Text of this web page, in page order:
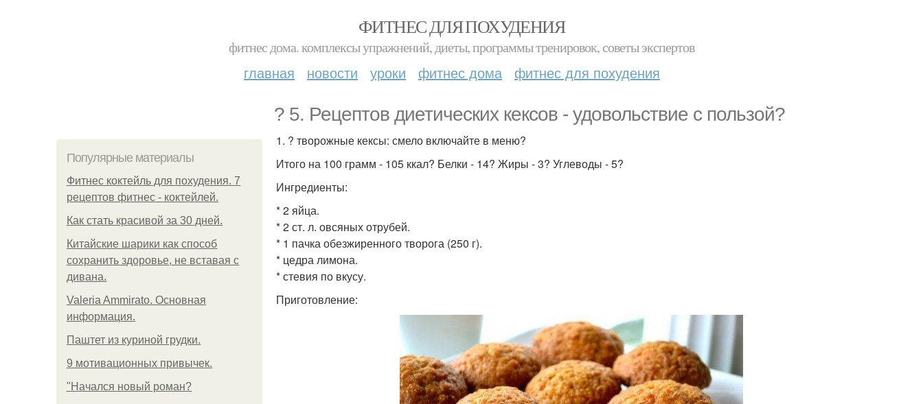
ФИТНЕС ДЛЯ ПОХУДЕНИЯ
фитнес дома. комплексы упражнений, диеты, программы тренировок, советы экспертов
главная новости уроки фитнес дома фитнес для похудения
? 5. Рецептов диетических кексов - удовольствие с пользой?
Популярные материалы
Фитнес коктейль для похудения. 7
рецептов фитнес - коктейлей.
Как стать красивой за 30 дней.
Китайские шарики как способ
сохранить здоровье, не вставая с
дивана.
Valeria Ammirato. Основная
информация.
Паштет из куриной грудки.
9 мотивационных привычек.
"Начался новый роман?
1. ? творожные кексы: смело включайте в меню?
Итого на 100 грамм - 105 ккал? Белки - 14? Жиры - 3? Углеводы - 5?
Ингредиенты:
* 2 яйца.
* 2 ст. л. овсяных отрубей.
* 1 пачка обезжиренного творога (250 г).
* цедра лимона.
* стевия по вкусу.
Приготовление: